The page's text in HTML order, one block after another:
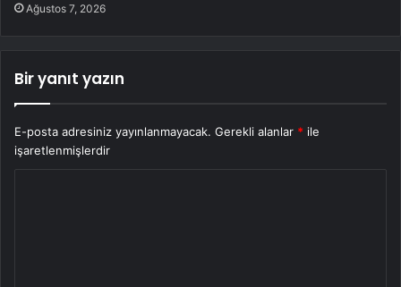
Ağustos 7, 2026
Bir yanıt yazın
E-posta adresiniz yayınlanmayacak. Gerekli alanlar * ile
işaretlenmişlerdir